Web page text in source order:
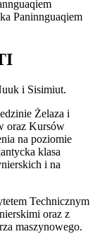
Paninnguaqiem
i Sisimiut.
Żelaza i
oraz Kursów
na poziomie
klasa
i na
Technicznym
oraz z
maszynowego.